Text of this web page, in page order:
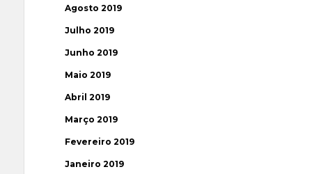
Agosto 2019
Julho 2019
Junho 2019
Maio 2019
Abril 2019
Março 2019
Fevereiro 2019
Janeiro 2019